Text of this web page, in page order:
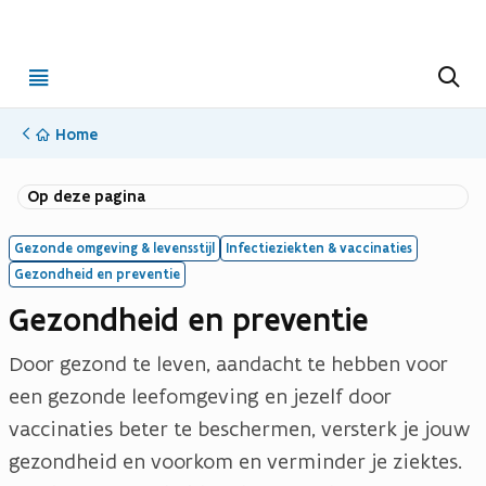
menu
Home
Op deze pagina
Gezonde omgeving & levensstijl
Infectieziekten & vaccinaties
Gezondheid en preventie
Gezondheid en preventie
Door gezond te leven, aandacht te hebben voor
een gezonde leefomgeving en jezelf door
vaccinaties beter te beschermen, versterk je jouw
gezondheid en voorkom en verminder je ziektes.